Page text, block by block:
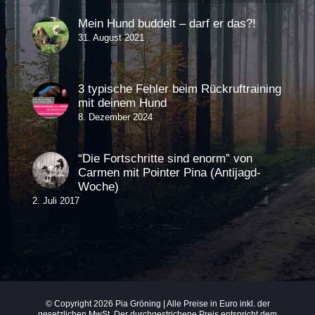
Mein Hund buddelt – darf er das?!
31. August 2021
3 typische Fehler beim Rückruftraining
mit deinem Hund
8. Dezember 2024
“Die Fortschritte sind enorm” von
Carmen mit Pointer Pina (Antijagd-
Woche)
2. Juli 2017
© Copyright2026 Pia Gröning | Alle Preise in Euro inkl. der